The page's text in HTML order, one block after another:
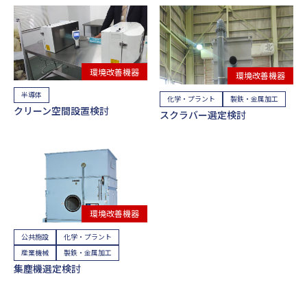
環境改善機器
半導体
クリーン空間設置検討
環境改善機器
化学・プラント 製鉄・金属加工
スクラバー選定検討
環境改善機器
公共施設
化学・プラント
産業機械
製鉄・金属加工
集塵機選定検討